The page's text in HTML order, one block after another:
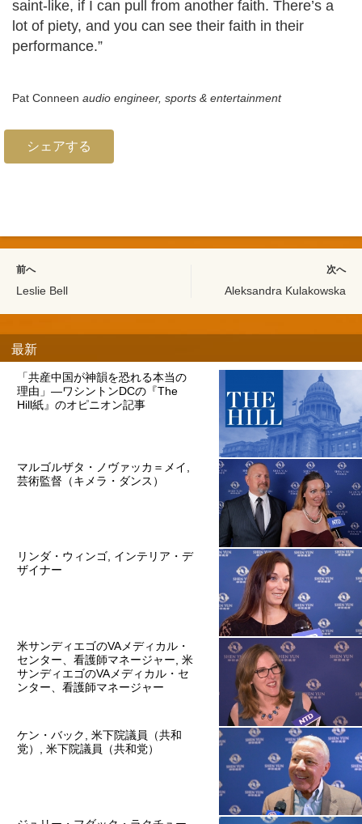
saint-like, if I can pull from another faith. There’s a
lot of piety, and you can see their faith in their
performance.”
Pat Conneen audio engineer, sports & entertainment
シェアする
前へ
Leslie Bell
次へ
Aleksandra Kulakowska
最新
「共産中国が神韻を恐れる本当の
理由」―ワシントンDCの『The
Hill紙』のオピニオン記事
マルゴルザタ・ノヴァッカ＝メイ,
芸術監督（キメラ・ダンス）
リンダ・ウィンゴ, インテリア・デ
ザイナー
米サンディエゴのVAメディカル・
センター、看護師マネージャー, 米
サンディエゴのVAメディカル・セ
ンター、看護師マネージャー
ケン・バック, 米下院議員（共和
党）, 米下院議員（共和党）